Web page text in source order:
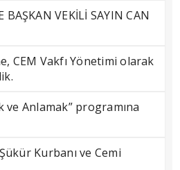
BAŞKAN VEKİLİ SAYIN CAN
CEM Vakfı Yönetimi olarak
ve Anlamak” programına
Kurbanı ve Cemi